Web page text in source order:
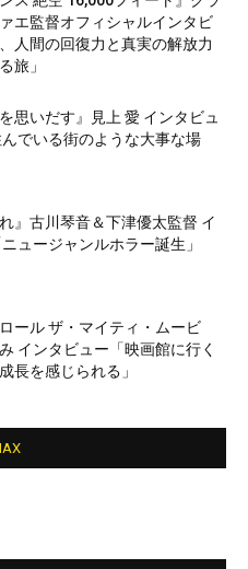
エ監督オフィシャルインタビ
人間の回復力と真実の解放力
旅」
思いだす』見上 愛 インタビュ
でいる街のような大事な場
』古川琴音＆下津優太監督 イ
ュージャンルホラー誕生」
ロール ザ・マイティ・ムービ
インタビュー「映画館に行く
長を感じられる」